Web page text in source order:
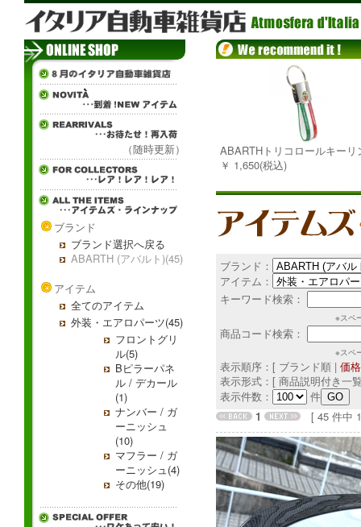
（随時更新）
ブランド
ブランド選択へ戻る
ABARTH (アバルト)(45)
アイテム
全てのアイテム
外装・エアロパーツ(45)
フロントグリ
ル(5)
Bピラーパネ
ル / デカール
(1)
ナンバー / ガ
ーニッシュ
(10)
マフラー / ガ
ーニッシュ(4)
その他(19)
ABARTHトリコロールキーリ
￥ 1,650(税込)
ブランド：
アイテム：
キーワード検索：
※スペ
商品コード検索：
※スペ
表示順序：[ ブランド順 | 価
表示形式：[ 商品説明付き一
表示件数：
件
1
[ 45 件中 1